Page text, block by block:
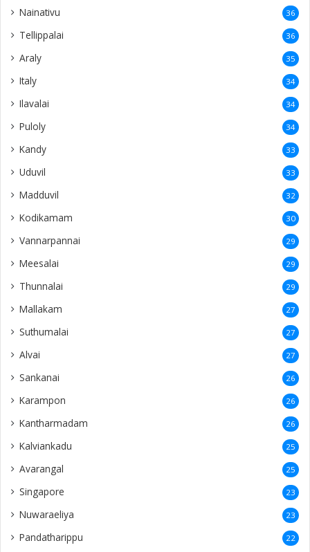
Nainativu 36
Tellippalai 36
Araly 35
Italy 34
Ilavalai 34
Puloly 34
Kandy 33
Uduvil 33
Madduvil 32
Kodikamam 30
Vannarpannai 29
Meesalai 29
Thunnalai 29
Mallakam 27
Suthumalai 27
Alvai 27
Sankanai 26
Karampon 26
Kantharmadam 26
Kalviankadu 25
Avarangal 25
Singapore 23
Nuwaraeliya 23
Pandatharippu 22